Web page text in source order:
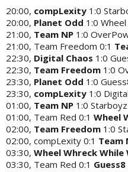
20:00, compLexity 1:0
20:00, Planet Odd 1:0
21:00, Team NP 1:0
21:00, Team Freedom 0:1
22:30, Digital Chaos 1:0
22:30, Team Freedom 1:0
23:30, Planet Odd 1:0
23:30, compLexity 1:0
01:00, Team NP 1:0 Starboyz
01:00, Team Red 0:1 Wheel
02:00, Team Freedom 1:0
02:00, compLexity 0:1 Team
03:30, Wheel Whreck
03:30, Team Red 0:1 Guess8